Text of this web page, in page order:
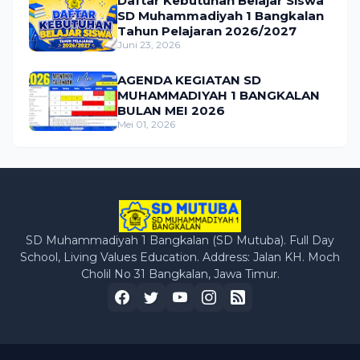
SD Muhammadiyah 1 Bangkalan
Tahun Pelajaran 2026/2027
Juni 23, 2026
AGENDA KEGIATAN SD
MUHAMMADIYAH 1 BANGKALAN
BULAN MEI 2026
Mei 01, 2026
SD Muhammadiyah 1 Bangkalan (SD Mutuba). Full Day
School, Living Values Education. Address: Jalan KH. Moch
Cholil No 31 Bangkalan, Jawa Timur.